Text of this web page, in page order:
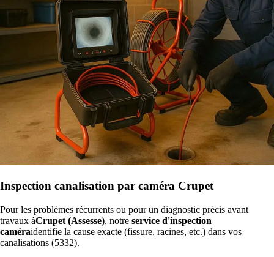
Inspection canalisation par caméra Crupet
Pour les problèmes récurrents ou pour un diagnostic précis avant
travaux àCrupet (Assesse), notre service d'inspection
caméraidentifie la cause exacte (fissure, racines, etc.) dans vos
canalisations (5332).